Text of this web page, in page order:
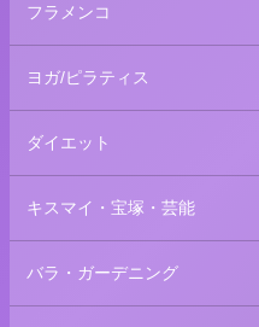
フラメンコ
ヨガ/ピラティス
ダイエット
キスマイ・宝塚・芸能
バラ・ガーデニング